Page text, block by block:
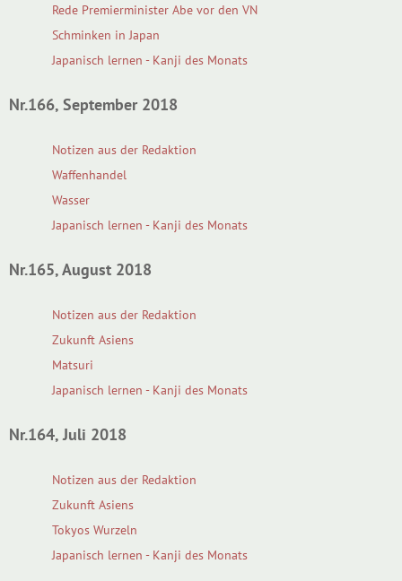
Rede Premierminister Abe vor den VN
Schminken in Japan
Japanisch lernen - Kanji des Monats
Nr.166, September 2018
Notizen aus der Redaktion
Waffenhandel
Wasser
Japanisch lernen - Kanji des Monats
Nr.165, August 2018
Notizen aus der Redaktion
Zukunft Asiens
Matsuri
Japanisch lernen - Kanji des Monats
Nr.164, Juli 2018
Notizen aus der Redaktion
Zukunft Asiens
Tokyos Wurzeln
Japanisch lernen - Kanji des Monats